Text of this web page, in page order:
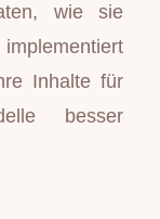
wie sie
Inhalte für
besser